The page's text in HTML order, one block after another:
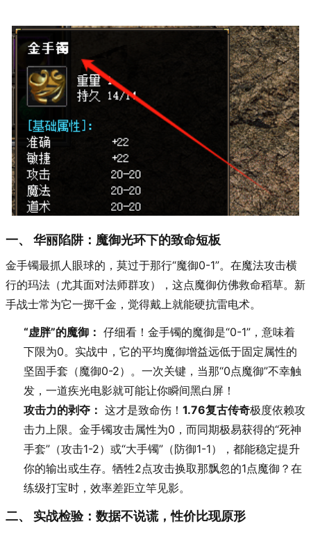
一、 华丽陷阱：魔御光环下的致命短板
金手镯最抓人眼球的，莫过于那行“魔御0-1”。在魔法攻击横
行的玛法（尤其面对法师群攻），这点魔御仿佛救命稻草。新
手战士常为它一掷千金，觉得戴上就能硬抗雷电术。
“虚胖”的魔御： 仔细看！金手镯的魔御是“0-1”，意味着
下限为0。实战中，它的平均魔御增益远低于固定属性的
坚固手套（魔御0-2）。一次关键，当那“0点魔御”不幸触
发，一道疾光电影就可能让你瞬间黑白屏！
攻击力的剥夺： 这才是致命伤！ 1.76复古传奇极度依赖攻
击力上限。金手镯攻击属性为0，而同期极易获得的“死神
手套”（攻击1-2）或“大手镯”（防御1-1），都能稳定提升
你的输出或生存。牺牲2点攻击换取那飘忽的1点魔御？在
练级打宝时，效率差距立竿见影。
二、 实战检验：数据不说谎，性价比现原形